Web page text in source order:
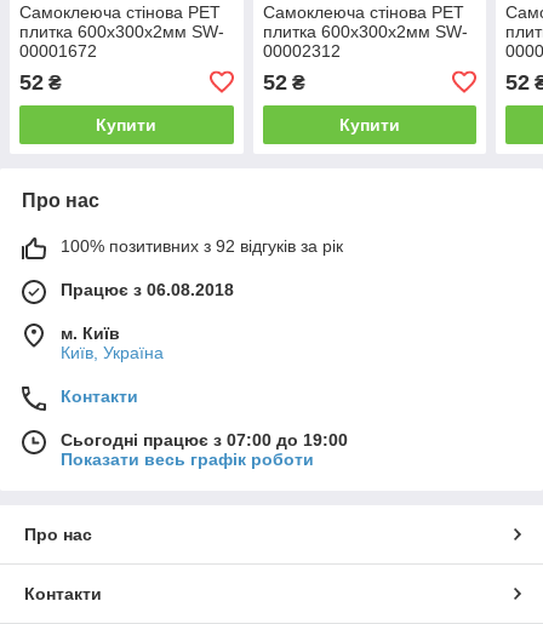
Самоклеюча стінова PET
плитка 600х300х2мм SW-
00001672
52 ₴
Купити
Самоклеюча стінова PET
плитка 600х300х2мм SW-
00002312
52₴
Купити
52
Про нас
100% позитивних з 92 відгуків за рік
Працює з 06.08.2018
м. Київ
Київ, Україна
Контакти
Сьогодні працює з 07:00 до 19:00
Показати весь графік роботи
Про нас
Контакти